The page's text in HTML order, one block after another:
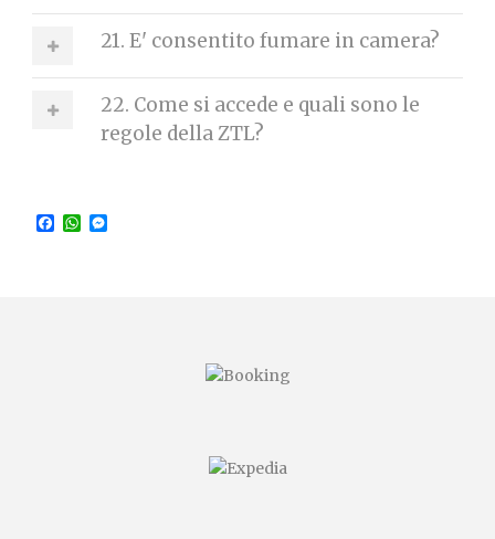
21. E' consentito fumare in camera?
22. Come si accede e quali sono le
regole della ZTL?
Facebook
WhatsApp